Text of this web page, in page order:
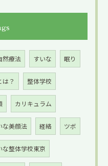
然療法 すいな 眠り
は？ 整体学校
カリキュラム
な美顔法 経絡 ツボ
な整体学校東京